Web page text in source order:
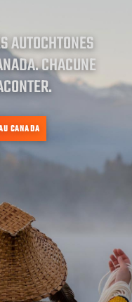
AUTOCHTONES
CHACUNE
CANADA